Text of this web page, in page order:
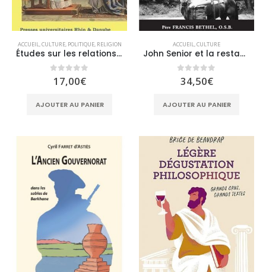
ACCUEIL,CULTURE, POLITIQUE, RELIGION
Études sur les relations Église-État
0sur 5
17,00€
AJOUTER AU PANIER
ACCUEIL,CULTURE
John Senior et la restauration du réalisme
0sur 5
34,50€
AJOUTER AU PANIER